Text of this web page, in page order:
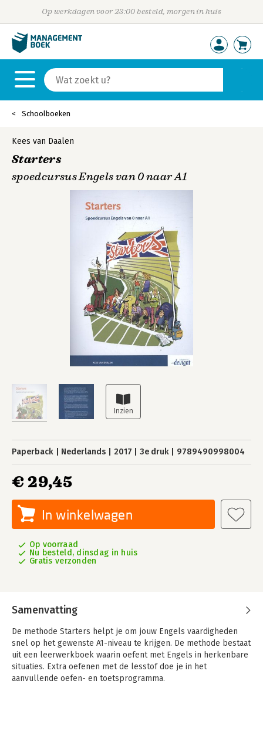
Op werkdagen voor 23:00 besteld, morgen in huis
Schoolboeken
Kees van Daalen
Starters
spoedcursus Engels van 0 naar A1
Paperback Nederlands 2017 3e druk 9789490998004
€ 29,45
In winkelwagen
Op voorraad
Nu besteld, dinsdag in huis
Gratis verzonden
Samenvatting
De methode Starters helpt je om jouw Engels vaardigheden
snel op het gewenste A1-niveau te krijgen. De methode bestaat
uit een leerwerkboek waarin oefent met Engels in herkenbare
situaties. Extra oefenen met de lesstof doe je in het
aanvullende oefen- en toetsprogramma.